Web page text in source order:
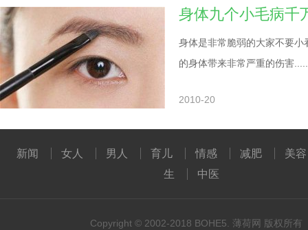
身体九个小毛病千
身体是非常脆弱的大家不要
的身体带来非常严重的伤害.....
2010-20
新闻 女人 男人 育儿 情感 减肥
美容
生
中医
Copyright © 2002-2018 BOHE5. 薄荷网 版权所有